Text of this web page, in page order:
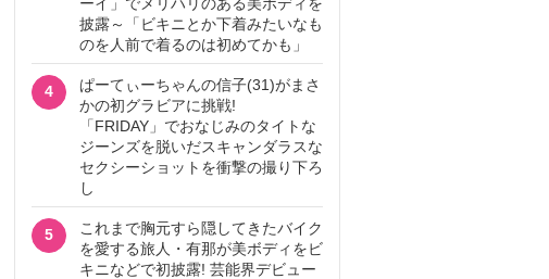
披露～「ビキニとか下着みたいなも
のを人前で着るのは初めてかも」
4
ぱーてぃーちゃんの信子(31)がまさ
かの初グラビアに挑戦!
「FRIDAY」でおなじみのタイトな
ジーンズを脱いだスキャンダラスな
セクシーショットを衝撃の撮り下ろ
し
5
これまで胸元すら隠してきたバイク
を愛する旅人・有那が美ボディをビ
キニなどで初披露! 芸能界デビュー